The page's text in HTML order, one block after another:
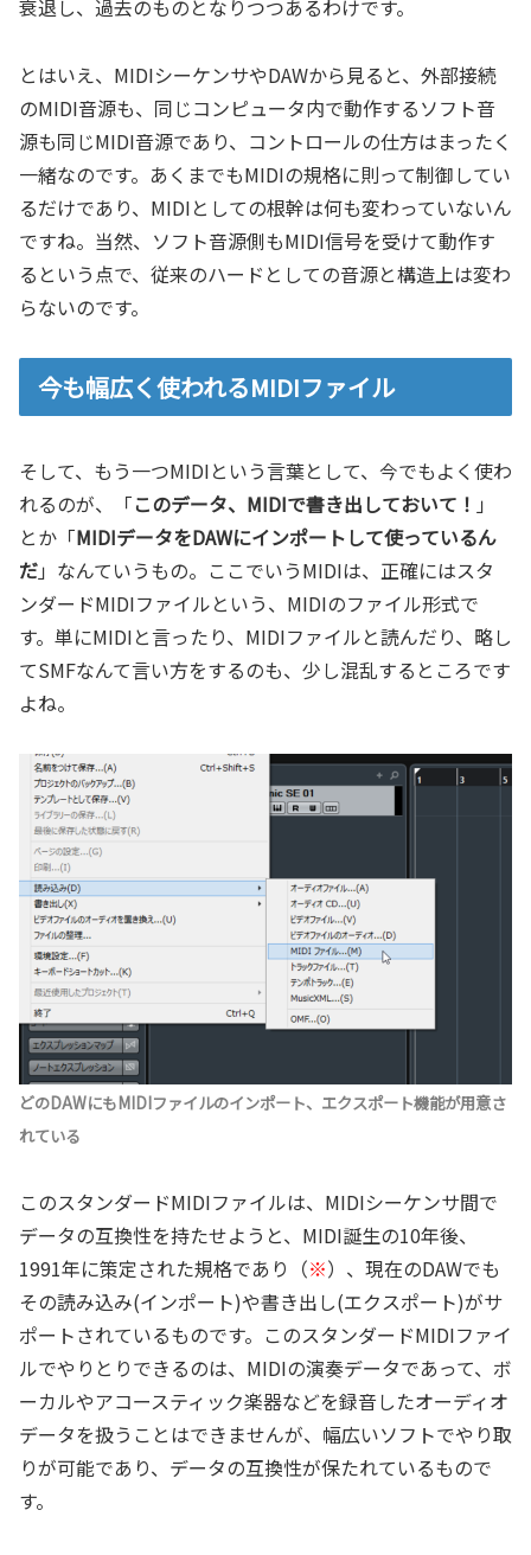
衰退し、過去のものとなりつつあるわけです。
とはいえ、MIDIシーケンサやDAWから見ると、外部接続
のMIDI音源も、同じコンピュータ内で動作するソフト音
源も同じMIDI音源であり、コントロールの仕方はまったく
一緒なのです。あくまでもMIDIの規格に則って制御してい
るだけであり、MIDIとしての根幹は何も変わっていないん
ですね。当然、ソフト音源側もMIDI信号を受けて動作す
るという点で、従来のハードとしての音源と構造上は変わ
らないのです。
今も幅広く使われるMIDIファイル
そして、もう一つMIDIという言葉として、今でもよく使わ
れるのが、「このデータ、MIDIで書き出しておいて！ 」
とか「MIDIデータをDAWにインポートして使っているん
だ」なんていうもの。ここでいうMIDIは、正確にはスタ
ンダードMIDIファイルという、MIDIのファイル形式で
す。単にMIDIと言ったり、MIDIファイルと読んだり、略し
てSMFなんて言い方をするのも、少し混乱するところです
よね。
どのDAWにもMIDIファイルのインポート、エクスポート機能が用意さ
れている
このスタンダードMIDIファイルは、MIDIシーケンサ間で
データの互換性を持たせようと、MIDI誕生の10年後、
1991年に策定された規格であり（※）、現在のDAWでも
その読み込み(インポート)や書き出し(エクスポート)がサ
ポートされているものです。このスタンダードMIDIファイ
ルでやりとりできるのは、MIDIの演奏データであって、ボ
ーカルやアコースティック楽器などを録音したオーディオ
データを扱うことはできませんが、幅広いソフトでやり取
りが可能であり、データの互換性が保たれているもので
す。